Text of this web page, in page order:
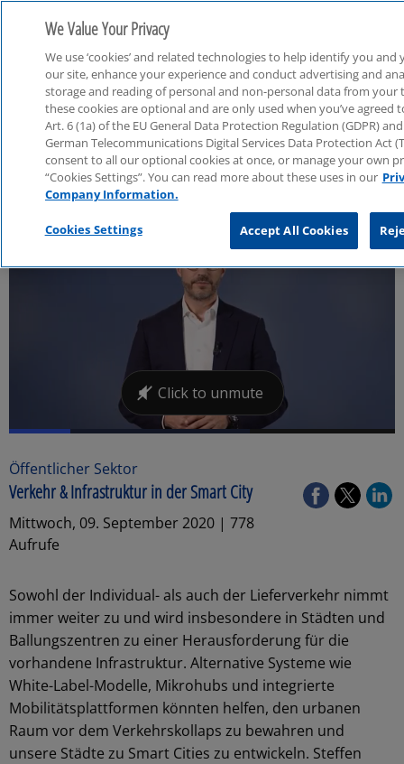
Öffentlicher Sektor
Öffentlicher Sektor
Verkehr & Infrastruktur in der Smart City
Mittwoch, 09. September 2020 | 778
Aufrufe
Sowohl der Individual- als auch der Lieferverkehr nimmt
immer weiter zu und wird insbesondere in Städten und
Ballungszentren zu einer Herausforderung für die
vorhandene Infrastruktur. Alternative Systeme wie
White-Label-Modelle, Mikrohubs und integrierte
Mobilitätsplattformen könnten helfen, den urbanen
Raum vor dem Verkehrskollaps zu bewahren und
unsere Städte zu Smart Cities zu entwickeln. Steffen
We Value Your Privacy
We use ‘cookies’ and related technologies to help identify you
our site, enhance your experience and conduct advertising and
storage and reading of personal and non-personal data from your
these cookies are optional and are only used when you’ve agreed
Art. 6 (1a) of the EU General Data Protection Regulation (GDPR)
German Telecommunications Digital Services Data Protection Act
consent to all our optional cookies at once, or manage your own
“Cookies Settings”. You can read more about these uses in our
Company Information.
Cookies Settings Accept All Cookies